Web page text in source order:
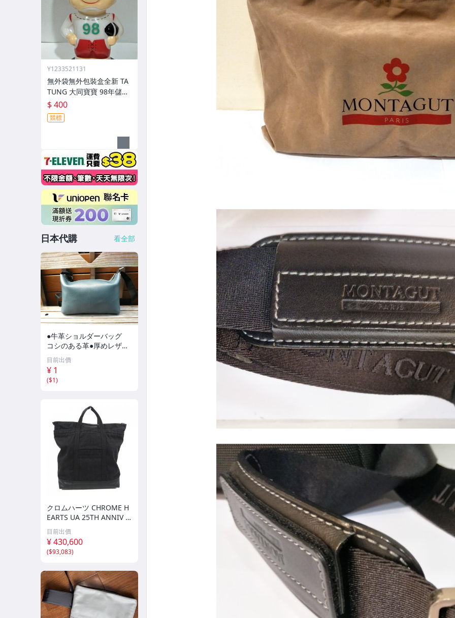
Y1233521131
無外袋無外包裝盒全新 TA
TUNG 大同寶寶 98年儲蓄
筒塑膠 PVC / ABS 材質 ST
安全玩具存錢筒撲滿公仔
$ 400
競標
日本代購 看全部
●牛革ショルダーバッグ
コシのある革●厚めレザー
バッグ シュリンク●ハン
ドメイドBAG ちょっとし
たお出かけに便利な小サイ
ズ●717
目前出價
¥ 1
($1)
クロムハーツ CHROME H
EARTS UA 25TH ANNIV T
OTE 2232 304 0025 0900
BAG
目前出價
¥ 430,600
($93,083)